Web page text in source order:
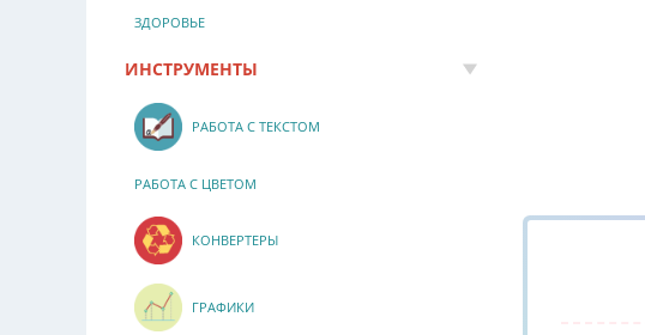
ЗДОРОВЬЕ
ИНСТРУМЕНТЫ
РАБОТА С ТЕКСТОМ
РАБОТА С ЦВЕТОМ
КОНВЕРТЕРЫ
ГРАФИКИ